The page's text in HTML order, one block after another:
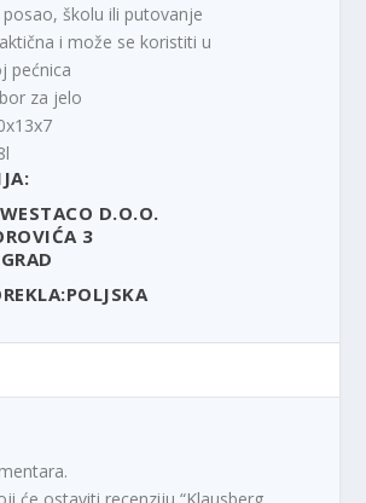
posao, školu ili putovanje
i može se koristiti u
pećnica
za jelo
D.O.O.
3